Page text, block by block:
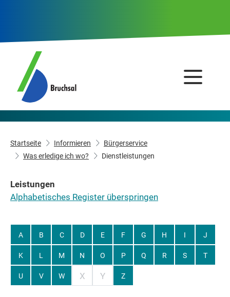
Startseite Informieren
Bürgerservice
Was erledige ich wo?
Dienstleistungen
Leistungen
Alphabetisches Register überspringen
A B C D E F G H I J
K L M N O P Q R S T
U V W X Y Z